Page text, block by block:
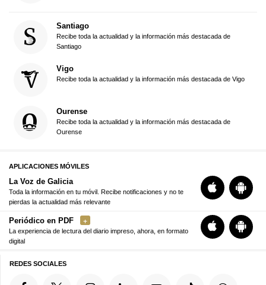
Santiago
Recibe toda la actualidad y la información más destacada de
Santiago
Vigo
Recibe toda la actualidad y la información más destacada de Vigo
Ourense
Recibe toda la actualidad y la información más destacada de
Ourense
APLICACIONES MÓVILES
La Voz de Galicia
Toda la información en tu móvil. Recibe notificaciones y no te
pierdas la actualidad más relevante
Periódico en PDF
La experiencia de lectura del diario impreso, ahora, en formato
digital
REDES SOCIALES